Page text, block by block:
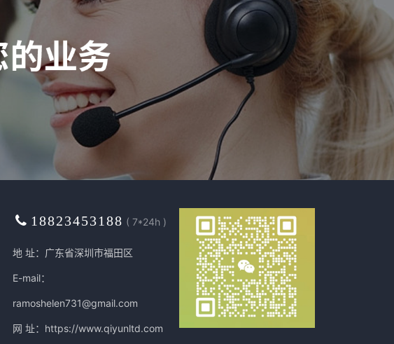
18823453188 ( 7*24h )
地 址：广东省深圳市福田区
E-mail：
ramoshelen731@gmail.com
网 址： https://www.qiyunltd.com